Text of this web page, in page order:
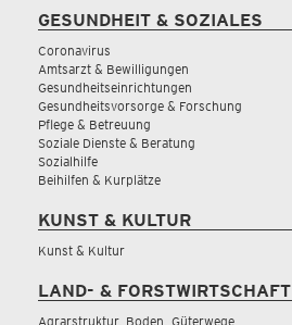
GESUNDHEIT & SOZIALES
Coronavirus
Amtsarzt & Bewilligungen
Gesundheitseinrichtungen
Gesundheitsvorsorge & Forschung
Pflege & Betreuung
Soziale Dienste & Beratung
Sozialhilfe
Beihilfen & Kurplätze
KUNST & KULTUR
Kunst & Kultur
LAND- & FORSTWIRTSCHAFT
Agrarstruktur, Boden, Güterwege